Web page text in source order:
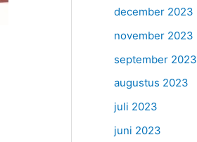
december 2023
november 2023
september 2023
augustus 2023
juli 2023
juni 2023